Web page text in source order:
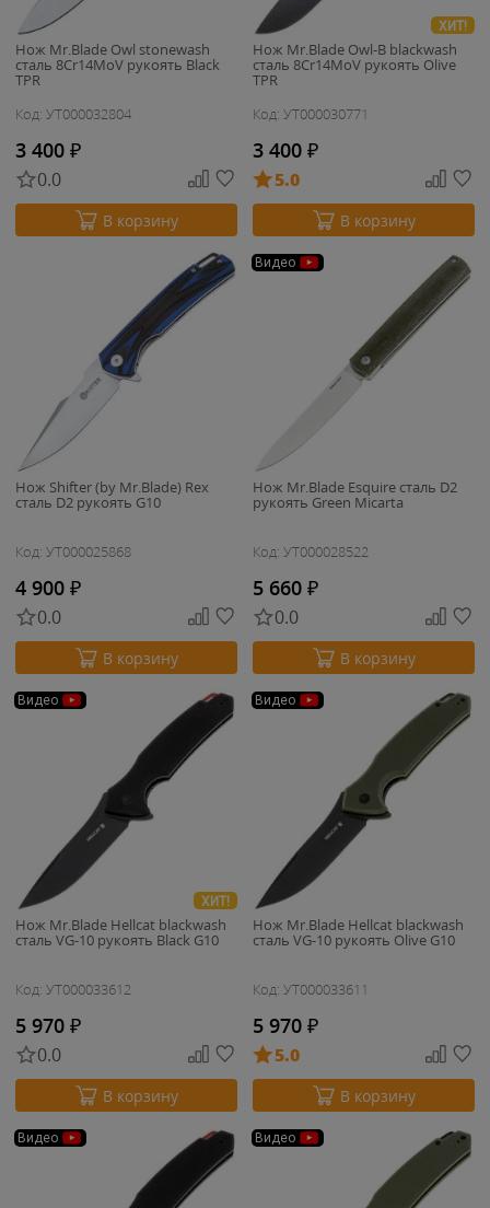
Нож Mr.Blade Owl stonewash
сталь 8Cr14MoV рукоять Black
TPR
Код: УТ000032804
3 400 ₽
0.0
В корзину
ХИТ!
Нож Mr.Blade Owl-B blackwash
сталь 8Cr14MoV рукоять Olive
TPR
Код: УТ000030771
3 400 ₽
5.0
В корзину
Нож Shifter (by Mr.Blade) Rex
сталь D2 рукоять G10
Код: УТ000025868
4 900 ₽
0.0
В корзину
Видео
Нож Mr.Blade Esquire сталь D2
рукоять Green Micarta
Код: УТ000028522
5 660 ₽
0.0
В корзину
Видео
ХИТ!
Нож Mr.Blade Hellcat blackwash
сталь VG-10 рукоять Black G10
Код: УТ000033612
5 970 ₽
0.0
В корзину
Видео
Нож Mr.Blade Hellcat blackwash
сталь VG-10 рукоять Olive G10
Код: УТ000033611
5 970 ₽
5.0
В корзину
Видео Видео